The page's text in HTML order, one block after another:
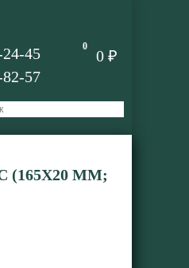
0
0 ₽
45
57
(165X20 ММ;